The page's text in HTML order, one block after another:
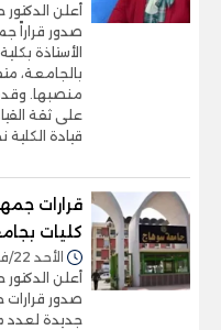
أعلن
صدور قراراً
الأستاذة
بالجامعة،
منصبها. وقدم
على ثقة
قيادة
قرارات
كليات
الأحد 22/فبراير/2026 - 11:47 م
أعلن
صدور قرارات
جديدة لعدد